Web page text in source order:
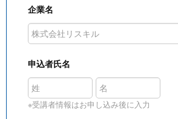
企業名
申込者氏名
※受講者情報はお申し込み後に入力